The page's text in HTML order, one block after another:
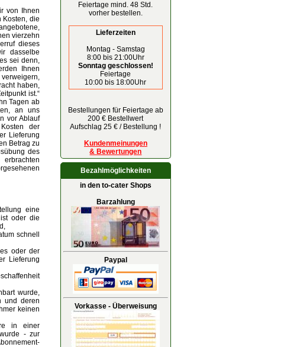
von Ihnen
Kosten, die
vierzehn
dieses
dasselbe
sei denn,
Ihnen
haben,
ist.“
Tagen ab
an uns
vor Ablauf
der
Lieferung
Betrag zu
des
eine
oder die
schnell
oder der
Lieferung
wurde,
und deren
keinen
in einer
- zur
Feiertage mind. 48 Std.
vorher bestellen.
Lieferzeiten
Montag - Samstag
8:00 bis 21:00Uhr
Sonntag geschlossen!
Feiertage
10:00 bis 18:00Uhr
Bestellungen für Feiertage ab
200 € Bestellwert
Aufschlag 25 € / Bestellung !
Kundenmeinungen
& Bewertungen
Bezahlmöglichkeiten
in den to-cater Shops
Barzahlung
Paypal
Vorkasse - Überweisung